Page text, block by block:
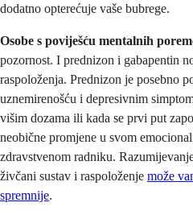
dodatno opterećuje vaše bubrege.
Osobe s poviješću mentalnih
pozornost. I prednizon i gabapentin
raspoloženja. Prednizon je posebno
uznemirenošću i depresivnim
višim dozama ili kada se prvi put
neobične promjene u svom
zdravstvenom radniku.
živčani sustav i raspoloženje može
spremnije.